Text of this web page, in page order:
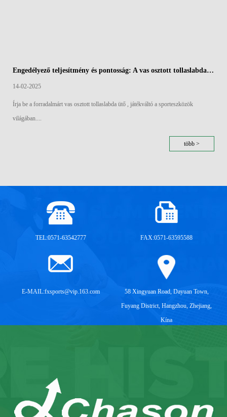
Engedélyező teljesítmény és pontosság: A vas osztott tollaslabda ütők aerodinamikai széle
14-02-2025
Írja be a forradalmárt vas osztott tollaslabda ütő , játékváltó a sporteszközök
világában....
több >
TEL:0571-63542777 FAX:0571-63595588
E-MAIL:fxsports@vip.163.com
58 Xingyuan Road, Dayuan Town,
Fuyang District, Hangzhou, Zhejiang,
Kína